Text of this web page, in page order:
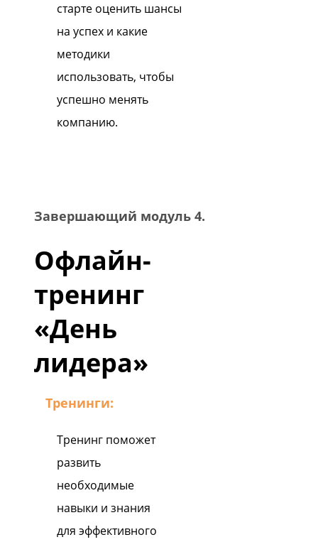
старте оценить шансы
на успех и какие
методики
использовать, чтобы
успешно менять
компанию.
Завершающий модуль 4.
Офлайн-
тренинг
«День
лидера»
Тренинги:
Тренинг поможет
развить
необходимые
навыки и знания
для эффективного